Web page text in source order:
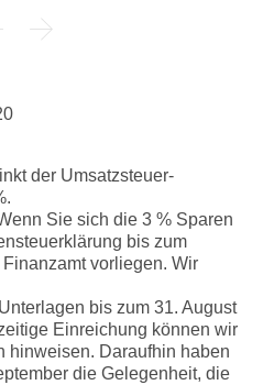

der Umsatzsteuer-
Sie sich die 3 % Sparen
bis zum
vorliegen. Wir
bis zum 31. August
Einreichung können wir
hinweisen. Daraufhin haben
die Gelegenheit, die